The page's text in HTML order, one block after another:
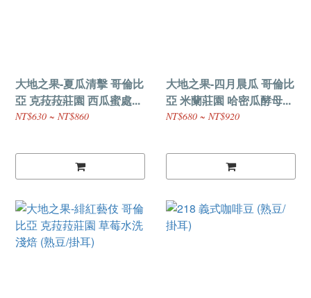
大地之果-夏瓜清擊 哥倫比
亞 克菈菈莊園 西瓜蜜處...
NT$630 ~ NT$860
大地之果-四月晨瓜 哥倫比
亞 米蘭莊園 哈密瓜酵母...
NT$680 ~ NT$920